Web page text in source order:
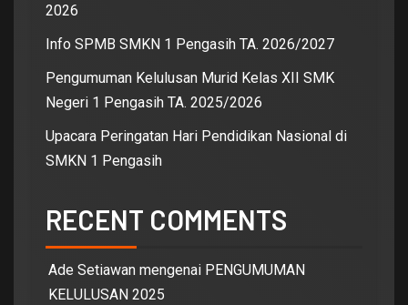
2026
Info SPMB SMKN 1 Pengasih TA. 2026/2027
Pengumuman Kelulusan Murid Kelas XII SMK
Negeri 1 Pengasih TA. 2025/2026
Upacara Peringatan Hari Pendidikan Nasional di
SMKN 1 Pengasih
RECENT COMMENTS
Ade Setiawan mengenai PENGUMUMAN
KELULUSAN 2025